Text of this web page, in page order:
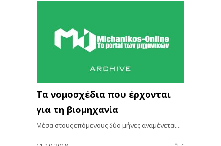
Τα νομοσχέδια που έρχονται
για τη βιομηχανία
Μέσα στους επόμενους δύο μήνες αναμένεται...